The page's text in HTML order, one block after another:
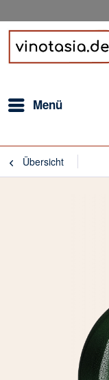
Menü
Übersicht